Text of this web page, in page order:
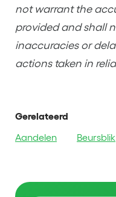
not warrant the
provided and shall
inaccuracies or
actions taken in
Gerelateerd
Aandelen
Beursblik